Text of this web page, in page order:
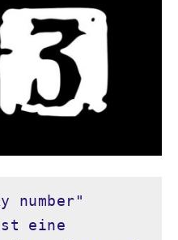
number"
eine